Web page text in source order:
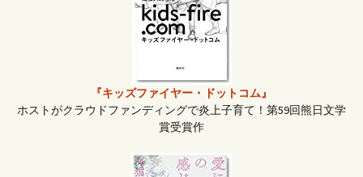
『キッズファイヤー・ドットコム』
ホストがクラウドファンディングで炎上子育て！第59回熊日文学
賞受賞作